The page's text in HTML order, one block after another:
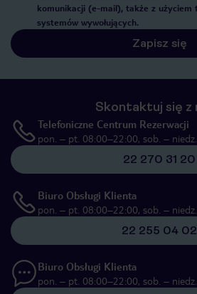
komunikacji (e-mail), także z użyciem
systemów wywołujących.
Zapisz się
Skontaktuj się z
Telefoniczne Centrum Rezerwacji
pon. – pt. 08:00–22:00, sob. –
22 270 31 20
Biuro Obsługi Klienta
pon. – pt. 08:00–22:00, sob. –
22 255 04 02
Biuro Obsługi Klienta
pon. – pt. 08:00–22:00, sob. –